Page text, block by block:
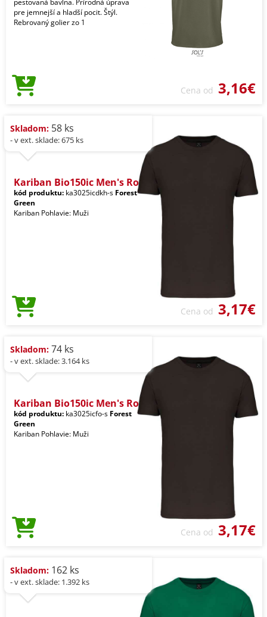
pestovaná bavlna. Prírodná úprava
pre jemnejší a hladší pocit. Štýl.
Rebrovaný golier zo 1
Cena od 3,16€
Skladom: 58 ks
- v ext. sklade: 675 ks
Kariban Bio150ic Men's Ro
kód produktu: ka3025icdkh-s Forest
Green
Kariban Pohlavie: Muži
Cena od 3,17€
Skladom: 74 ks
- v ext. sklade: 3.164 ks
Kariban Bio150ic Men's Ro
kód produktu: ka3025icfo-s Forest
Green
Kariban Pohlavie: Muži
Cena od 3,17€
Skladom: 162 ks
- v ext. sklade: 1.392 ks